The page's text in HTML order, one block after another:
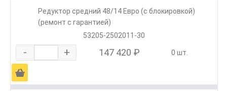
Редуктор средний 48/14 Евро (с блокировкой)
(ремонт с гарантией)
53205-2502011-30
- + 147 420 ₽ 0 шт.
Ä